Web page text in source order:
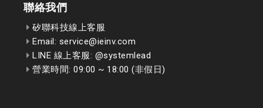
聯絡我們
矽聯科技線上客服
Email: service@ieinv.com
LINE 線上客服: @systemlead
營業時間: 09:00 ~ 18:00 (非假日)